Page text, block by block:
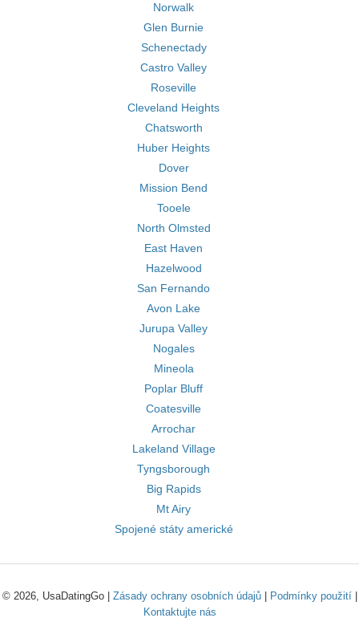
Norwalk
Glen Burnie
Schenectady
Castro Valley
Roseville
Cleveland Heights
Chatsworth
Huber Heights
Dover
Mission Bend
Tooele
North Olmsted
East Haven
Hazelwood
San Fernando
Avon Lake
Jurupa Valley
Nogales
Mineola
Poplar Bluff
Coatesville
Arrochar
Lakeland Village
Tyngsborough
Big Rapids
Mt Airy
Spojené státy americké
© 2026, UsaDatingGo | Zásady ochrany osobních údajů| Podmínky použití|
Kontaktujte nás